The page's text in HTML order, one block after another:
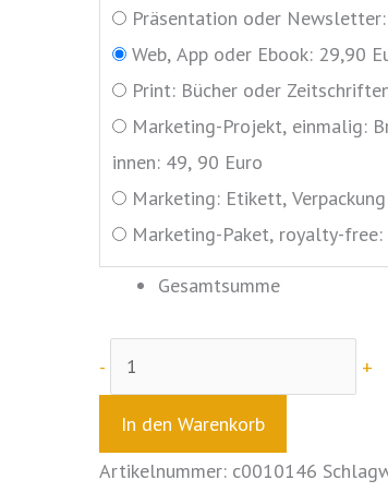
Präsentation oder
Web, App oder Ebook: 29,90
Print: Bücher oder
Marketing-Projekt, einmalig:
innen: 49, 90 Euro
Marketing: Etikett,
Marketing-Paket, royalty-
Gesamtsumme
- +
In den Warenkorb
Artikelnummer: c0010146